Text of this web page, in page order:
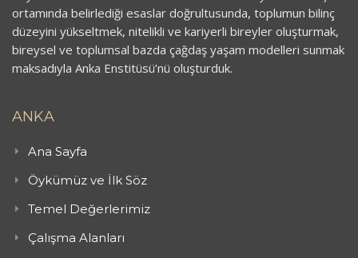
ortamında belirlediği esaslar doğrultusunda, toplumun bilinç
düzeyini yükseltmek, nitelikli ve kariyerli bireyler oluşturmak,
bireysel ve toplumsal bazda çağdaş yaşam modelleri sunmak
maksadıyla Anka Enstitüsü’nü oluşturduk.
ANKA
Ana Sayfa
Öykümüz ve İlk Söz
Temel Değerlerimiz
Çalışma Alanları